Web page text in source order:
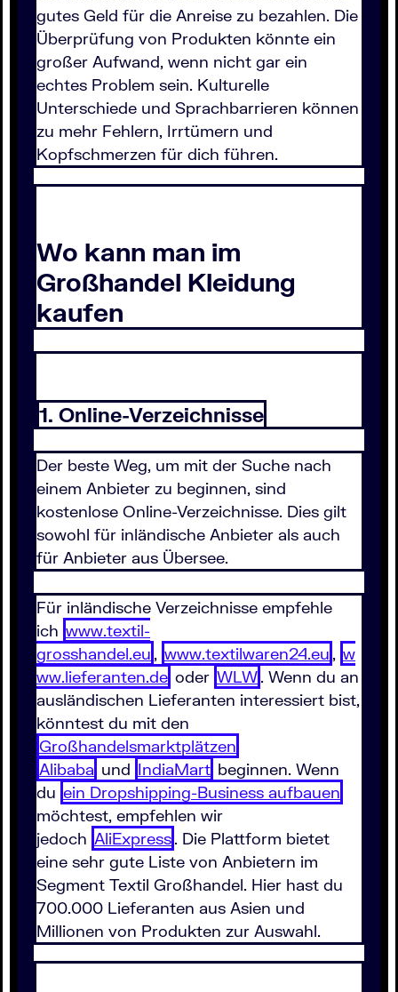
gutes Geld für die Anreise zu bezahlen. Die
Überprüfung von Produkten könnte ein
großer Aufwand, wenn nicht gar ein
echtes Problem sein. Kulturelle
Unterschiede und Sprachbarrieren können
zu mehr Fehlern, Irrtümern und
Kopfschmerzen für dich führen.
Wo kann man im
Großhandel Kleidung
kaufen
1. Online-Verzeichnisse
Der beste Weg, um mit der Suche nach
einem Anbieter zu beginnen, sind
kostenlose Online-Verzeichnisse. Dies gilt
sowohl für inländische Anbieter als auch
für Anbieter aus Übersee.
Für inländische Verzeichnisse empfehle
ich www.textil-
grosshandel.eu , www.textilwaren24.eu , w
ww.lieferanten.de oder WLW. Wenn du an
ausländischen Lieferanten interessiert bist,
könntest du mit den
Großhandelsmarktplätzen
Alibaba und IndiaMart beginnen. Wenn
du ein Dropshipping-Business aufbauen
möchtest, empfehlen wir
jedoch AliExpress. Die Plattform bietet
eine sehr gute Liste von Anbietern im
Segment Textil Großhandel. Hier hast du
700.000 Lieferanten aus Asien und
Millionen von Produkten zur Auswahl.